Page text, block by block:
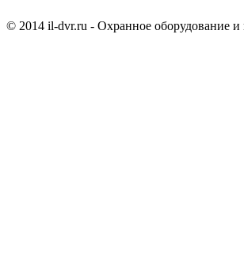
© 2014 il-dvr.ru - Охранное оборудование